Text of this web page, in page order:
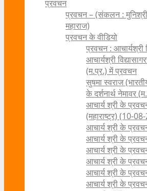
प्रवचन
प्रवचन – (संकलन :
महाराज)
प्रवचन के वीडियो
प्रवचन : आचार्यश्री
आचार्यश्री
(म.प्र.) में प्रवचन
सुषमा स्वराज
के दर्शनार्थ नेमावर
आचार्य श्री के
(महाराष्ट्र) (10-
आचार्य श्री के
आचार्य श्री के
आचार्य श्री के
आचार्य श्री के
आचार्य श्री के
आचार्य श्री के